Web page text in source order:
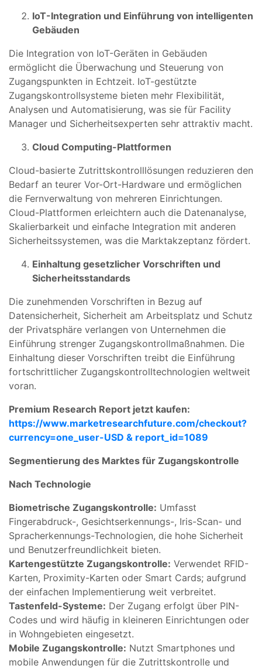
IoT-Integration und Einführung von intelligenten
Gebäuden
Die Integration von IoT-Geräten in Gebäuden
ermöglicht die Überwachung und Steuerung von
Zugangspunkten in Echtzeit. IoT-gestützte
Zugangskontrollsysteme bieten mehr Flexibilität,
Analysen und Automatisierung, was sie für Facility
Manager und Sicherheitsexperten sehr attraktiv macht.
Cloud Computing-Plattformen
Cloud-basierte Zutrittskontrolllösungen reduzieren den
Bedarf an teurer Vor-Ort-Hardware und ermöglichen
die Fernverwaltung von mehreren Einrichtungen.
Cloud-Plattformen erleichtern auch die Datenanalyse,
Skalierbarkeit und einfache Integration mit anderen
Sicherheitssystemen, was die Marktakzeptanz fördert.
Einhaltung gesetzlicher Vorschriften und
Sicherheitsstandards
Die zunehmenden Vorschriften in Bezug auf
Datensicherheit, Sicherheit am Arbeitsplatz und Schutz
der Privatsphäre verlangen von Unternehmen die
Einführung strenger Zugangskontrollmaßnahmen. Die
Einhaltung dieser Vorschriften treibt die Einführung
fortschrittlicher Zugangskontrolltechnologien weltweit
voran.
Premium Research Report jetzt kaufen:
https://www.marketresearchfuture.com/checkout?
currency=one_user-USD & report_id=1089
Segmentierung des Marktes für Zugangskontrolle
Nach Technologie
Biometrische Zugangskontrolle: Umfasst
Fingerabdruck-, Gesichtserkennungs-, Iris-Scan- und
Spracherkennungs-Technologien, die hohe Sicherheit
und Benutzerfreundlichkeit bieten.
Kartengestützte Zugangskontrolle: Verwendet RFID-
Karten, Proximity-Karten oder Smart Cards; aufgrund
der einfachen Implementierung weit verbreitet.
Tastenfeld-Systeme: Der Zugang erfolgt über PIN-
Codes und wird häufig in kleineren Einrichtungen oder
in Wohngebieten eingesetzt.
Mobile Zugangskontrolle: Nutzt Smartphones und
mobile Anwendungen für die Zutrittskontrolle und